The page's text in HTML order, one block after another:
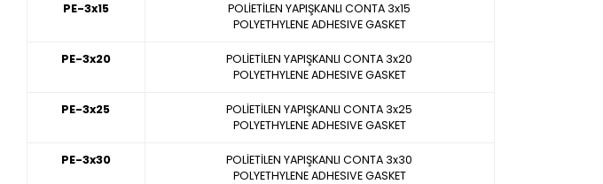
PE-3x15
POLİETİLEN YAPIŞKANLI CONTA 3x15
POLYETHYLENE ADHESIVE GASKET
PE-3x20
POLİETİLEN YAPIŞKANLI CONTA 3x20
POLYETHYLENE ADHESIVE GASKET
PE-3x25
POLİETİLEN YAPIŞKANLI CONTA 3x25
POLYETHYLENE ADHESIVE GASKET
PE-3x30
POLİETİLEN YAPIŞKANLI CONTA 3x30
POLYETHYLENE ADHESIVE GASKET